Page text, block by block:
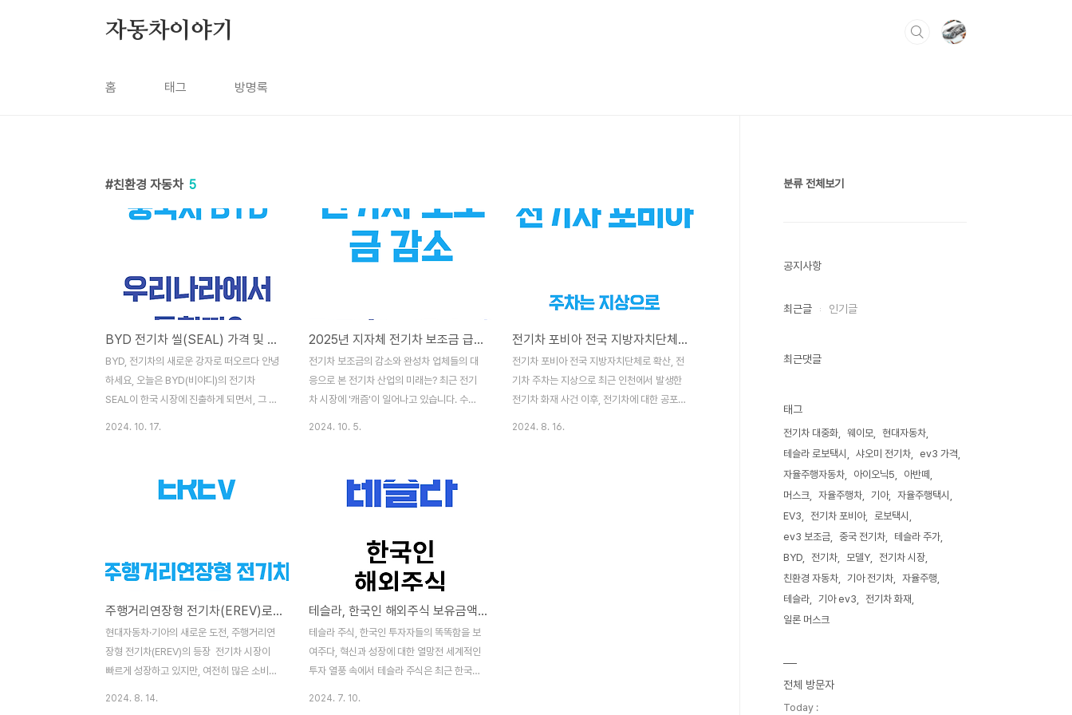
자동차이야기
홈 태그 방명록
친환경 자동차 5
BYD 전기차 씰(SEAL) 가격 및 제원, 우리나라에서 통할까?
BYD, 전기차의 새로운 강자로 떠오르다 안녕
하세요, 오늘은 BYD(비야디)의 전기차
SEAL이 한국 시장에 진출하게 되면서, 그 가
국에서 성공할 수 있을지, 가격과 제원은 어
중국 내수 시장을 넘어 국제 시장에서도 영향
한국 시장은 전기차에 대한 수요가 급증하고
있어 BYD가 주목하고 있는 중요한 시장 중
하나입니다. 한국 소비자들은 높은 기술력과
합리적인 가..
2024. 10. 17.
2025년 지자체 전기차 보조금 급감으로 전기차 대중화 가능할까?
전기차 보조금의 감소와 완성차 업체들의 대
응으로 본 전기차 산업의 미래는? 최근 전기
차 시장에 '캐즘'이 일어나고 있습니다. 수요
업계와 소비자들 모두 우려의 목소리를 내고
보면서, 전기차 산업의 향후 미래를 조망해보
겠습니다. 2025년 지자체 전기차 보조금 현
황(단위: 억원)구분2024년 예산2025년 예
산서울73911339경기64253342부산
2321874인천1424976전기차 보조금의
급감, 서울과 부산의 큰 폭 감소 내년 전기 승
용차 국고..
2024. 10. 5.
전기차 포비아 전국 지방자치단체로 확산, 일부 지자체 지하충전시설 폐쇄
전기차 포비아 전국 지방자치단체로 확산, 전
기차 주차는 지상으로 최근 인천에서 발생한
전기차 화재 사건 이후, 전기차에 대한 공포
2024. 8. 16.
주행거리연장형 전기차(EREV)로 전기차에 대한 불안감 해소 노력
현대자동차·기아의 새로운 도전, 주행거리연
장형 전기차(EREV)의 등장 전기차 시장이
빠르게 성장하고 있지만, 여전히 많은 소비자
2024. 8. 14.
테슬라, 한국인 해외주식 보유금액 1위에 일론 머스크 태극기를 올리다
테슬라 주식, 한국인 투자자들의 똑똑함을 보
여주다, 혁신과 성장에 대한 열망전 세계적인
투자 열풍 속에서 테슬라 주식은 최근 한국
2024. 7. 10.
분류 전체보기
공지사항
최근글 인기글
최근댓글
태그
전기차 대중화 웨이모
현대자동차
테슬라 로보택시
샤오미 전기차
ev3 가격
자율주행자동차
아이오닉5
아반떼
머스크
자율주행차 기아
자율주행택시
EV3
전기차 포비아
로보택시
ev3 보조금
중국 전기차
테슬라 주가
BYD
전기차 모델Y
전기차 시장
친환경 자동차
기아 전기차
자율주행
테슬라
기아 ev3
전기차 화재
일론 머스크
전체 방문자
Today :